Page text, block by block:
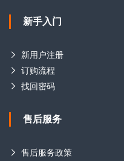
新手入门
新用户注册
订购流程
找回密码
售后服务
售后服务政策